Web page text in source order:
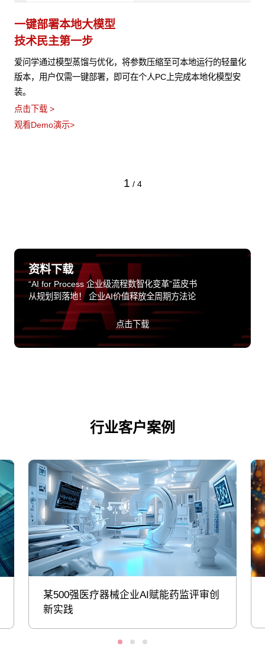
一键部署本地大模型
技术民主第一步
爱问学通过模型蒸馏与优化，将参数压缩至可本地运行的轻量化
版本，用户仅需一键部署，即可在个人PC上完成本地化模型安
装。
点击下载 >
观看Demo演示>
1 / 4
资料下载
“AI for Process 企业级流程数智化变革”蓝皮书
从规划到落地！ 企业AI价值释放全周期方法论
点击下载
行业客户案例
某500强医疗器械企业AI赋能药监评审创
新实践